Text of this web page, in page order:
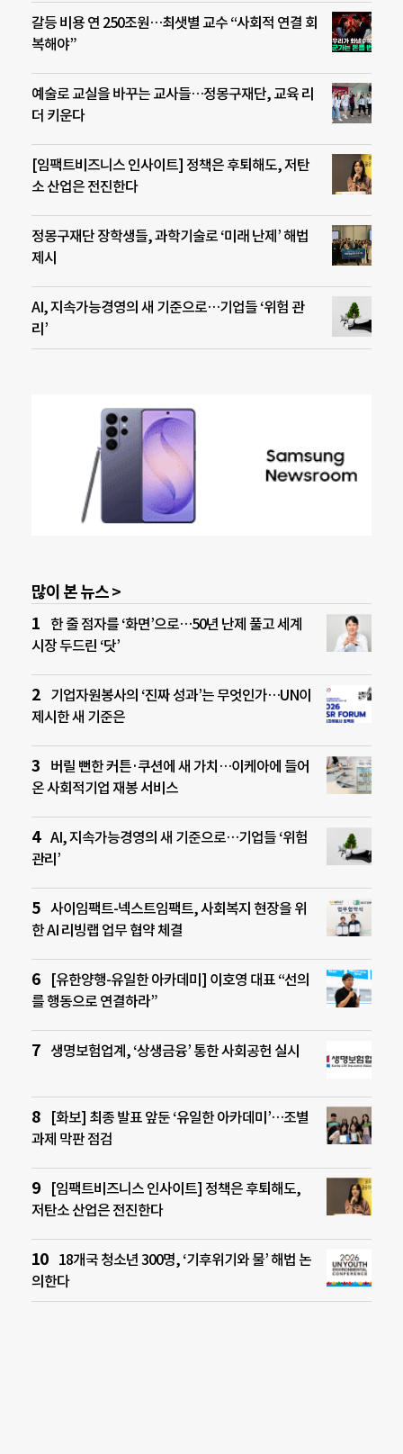
갈등 비용 연 250조원…최샛별 교수 “사회적 연결 회
복해야”
예술로 교실을 바꾸는 교사들…정몽구재단, 교육 리
더 키운다
[임팩트비즈니스 인사이트] 정책은 후퇴해도, 저탄
소 산업은 전진한다
정몽구재단 장학생들, 과학기술로 ‘미래 난제’ 해법
제시
AI, 지속가능경영의 새 기준으로…기업들 ‘위험 관
리’
많이 본 뉴스 >
한 줄 점자를 ‘화면’으로…50년 난제 풀고 세계
시장 두드린 ‘닷’
기업자원봉사의 ‘진짜 성과’는 무엇인가…UN이
제시한 새 기준은
버릴 뻔한 커튼·쿠션에 새 가치…이케아에 들어
온 사회적기업 재봉 서비스
AI, 지속가능경영의 새 기준으로…기업들 ‘위험
관리’
사이임팩트-넥스트임팩트, 사회복지 현장을 위
한 AI 리빙랩 업무 협약 체결
[유한양행-유일한 아카데미] 이호영 대표 “선의
를 행동으로 연결하라”
생명보험업계, ‘상생금융’ 통한 사회공헌 실시
[화보] 최종 발표 앞둔 ‘유일한 아카데미’…조별
과제 막판 점검
[임팩트비즈니스 인사이트] 정책은 후퇴해도,
저탄소 산업은 전진한다
18개국 청소년 300명, ‘기후위기와 물’ 해법 논
의한다